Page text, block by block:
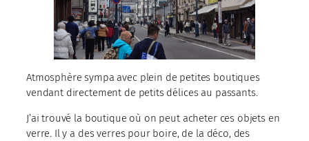
Atmosphère sympa avec plein de petites boutiques
vendant directement de petits délices au passants.
J’ai trouvé la boutique où on peut acheter ces objets en
verre. Il y a des verres pour boire, de la déco, des